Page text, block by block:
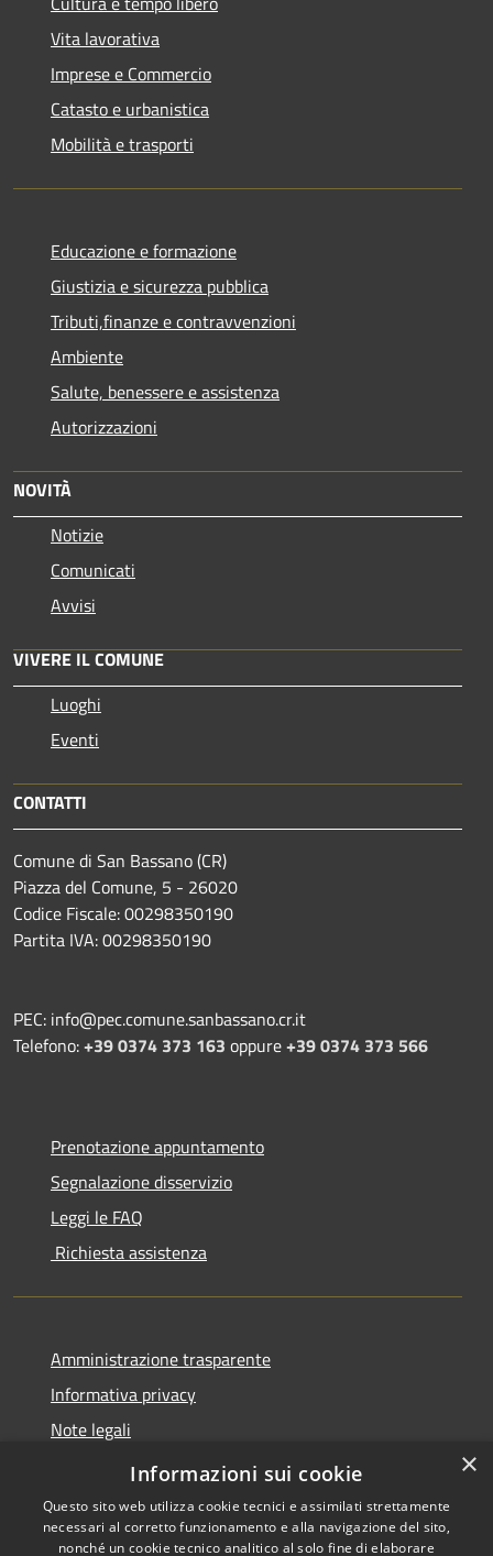
Vita lavorativa
Imprese e Commercio
Catasto e urbanistica
Mobilità e trasporti
Educazione e formazione
Giustizia e sicurezza pubblica
Tributi,finanze e contravvenzioni
Ambiente
Salute, benessere e assistenza
Autorizzazioni
NOVITÀ
Notizie
Comunicati
Avvisi
VIVERE IL COMUNE
Luoghi
Eventi
CONTATTI
Comune di San Bassano (CR)
Piazza del Comune, 5 - 26020
Codice Fiscale: 00298350190
Partita IVA: 00298350190
PEC: info@pec.comune.sanbassano.cr.it
Telefono:+39 0374 373 163 oppure+39 0374 373 566
Prenotazione appuntamento
Segnalazione disservizio
Leggi le FAQ
Richiesta assistenza
Amministrazione trasparente
Informativa privacy
Note legali
Dichiarazione di accessibilità
×
Informazioni sui cookie
Questo sito web utilizza cookie tecnici e assimilati strettamente
necessari al corretto funzionamento e alla navigazione del sito,
nonché un cookie tecnico analitico al solo fine di elaborare